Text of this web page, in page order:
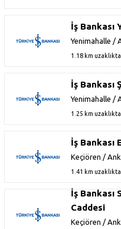
İş Bankası
Yenimahalle /
1.18 km uzaklıkta
İş Bankası
Yenimahalle /
1.25 km uzaklıkta
İş Bankası
Keçiören /
1.41 km uzaklıkta
İş Bankası
Caddesi
Keçiören /